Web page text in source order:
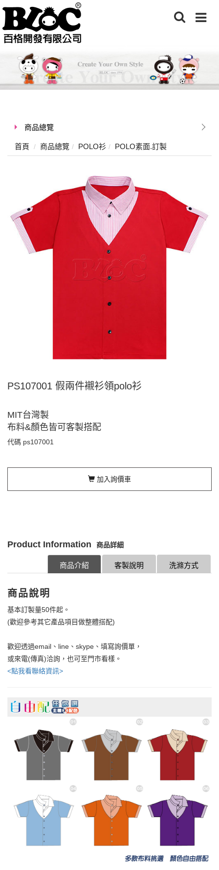
商品總覽
首頁 商品總覽 POLO衫 POLO素面.訂製
PS107001 假兩件襯衫領polo衫
MIT台灣製
布料&顏色皆可客製搭配
代碼 ps107001
加入詢價車
Product Information 商品詳細
洗滌方式
客製說明
商品介紹
商品說明
基本訂製量50件起。
(歡迎參考其它產品項目做整體搭配)
歡迎透過email、line、skype、填寫詢價單，
或來電(傳真)洽詢，也可至門市看樣。
<點我看聯絡資訊>